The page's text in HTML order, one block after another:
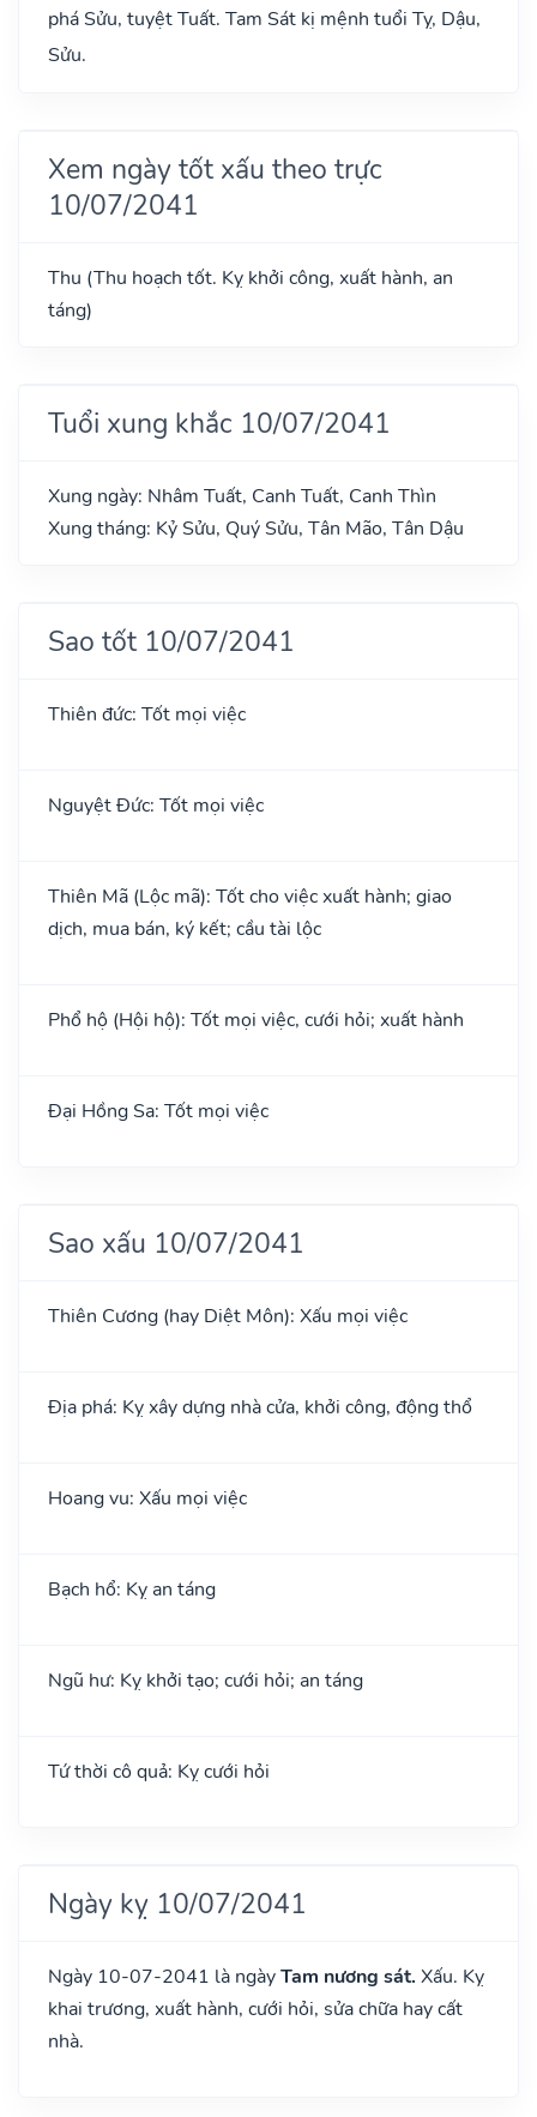
phá Sửu, tuyệt Tuất. Tam Sát kị mệnh tuổi Tỵ, Dậu,
Sửu.
Xem ngày tốt xấu theo trực
10/07/2041
Thu (Thu hoạch tốt. Kỵ khởi công, xuất hành, an
táng)
Tuổi xung khắc 10/07/2041
Xung ngày: Nhâm Tuất, Canh Tuất, Canh Thìn
Xung tháng: Kỷ Sửu, Quý Sửu, Tân Mão, Tân Dậu
Sao tốt 10/07/2041
Thiên đức: Tốt mọi việc
Nguyệt Đức: Tốt mọi việc
Thiên Mã (Lộc mã): Tốt cho việc xuất hành; giao
dịch, mua bán, ký kết; cầu tài lộc
Phổ hộ (Hội hộ): Tốt mọi việc, cưới hỏi; xuất hành
Đại Hồng Sa: Tốt mọi việc
Sao xấu 10/07/2041
Thiên Cương (hay Diệt Môn): Xấu mọi việc
Địa phá: Kỵ xây dựng nhà cửa, khởi công, động thổ
Hoang vu: Xấu mọi việc
Bạch hổ: Kỵ an táng
Ngũ hư: Kỵ khởi tạo; cưới hỏi; an táng
Tứ thời cô quả: Kỵ cưới hỏi
Ngày kỵ 10/07/2041
Ngày 10-07-2041 là ngàyTam nương sát. Xấu. Kỵ
khai trương, xuất hành, cưới hỏi, sửa chữa hay cất
nhà.